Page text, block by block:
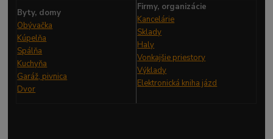
Byty, domy
Obývačka
Kúpelňa
Spálňa
Kuchyňa
Garáž, pivnica
Dvor
Firmy, organizácie
Kancelárie
Sklady
Haly
Vonkajšie priestory
Výklady
Elektronická kniha jázd